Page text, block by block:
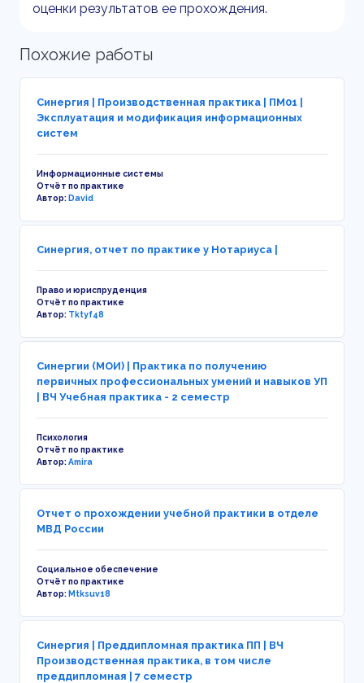
оценки результатов ее прохождения.
Похожие работы
Синергия | Производственная практика | ПМ01 |
Эксплуатация и модификация информационных
систем
Информационные системы
Отчёт по практике
Автор:David
Синергия, отчет по практике у Нотариуса |
Право и юриспруденция
Отчёт по практике
Автор: Tktyf48
Синергии (МОИ) | Практика по получению
первичных профессиональных умений и навыков УП
| ВЧ Учебная практика - 2 семестр
Психология
Отчёт по практике
Автор:Amira
Отчет о прохождении учебной практики в отделе
МВД России
Социальное обеспечение
Отчёт по практике
Автор:Mtksuv18
Синергия | Преддипломная практика ПП | ВЧ
Производственная практика, в том числе
преддипломная | 7 семестр